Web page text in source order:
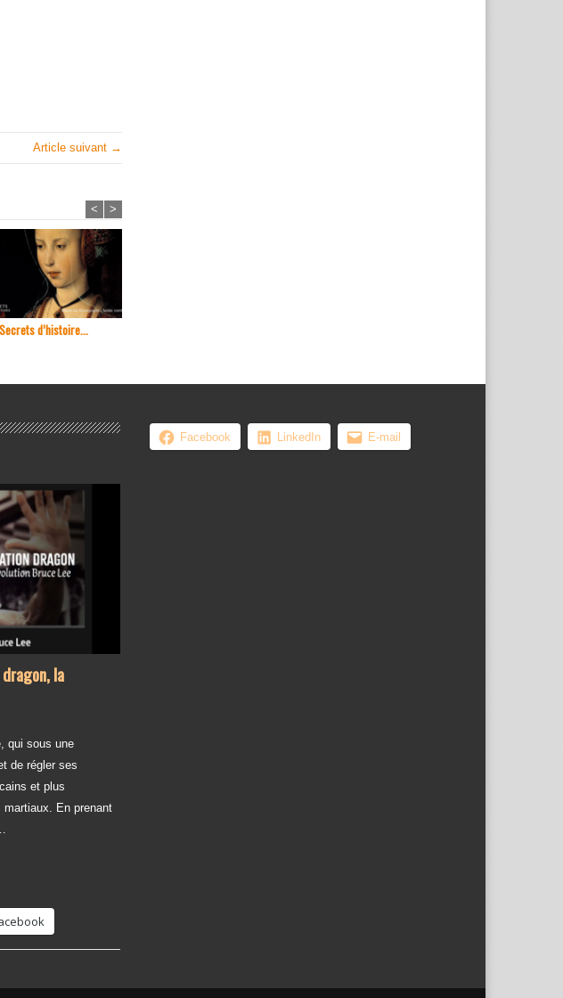
Article suivant →
Secrets d’histoire...
< >
la
qui sous une
de régler ses
et plus
En prenant
Facebook LinkedIn E-mail